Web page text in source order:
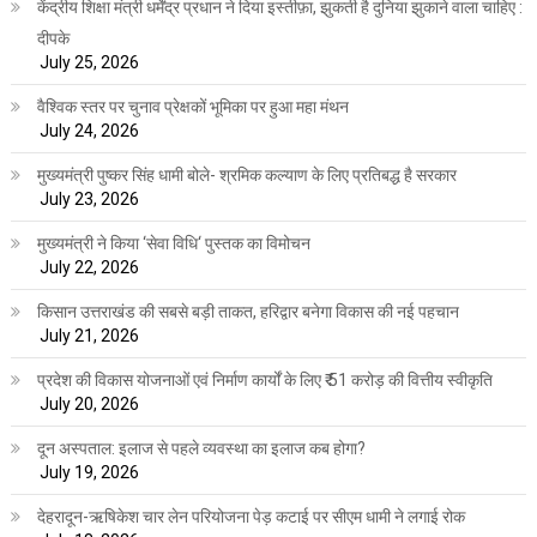
केंद्रीय शिक्षा मंत्री धर्मेंद्र प्रधान ने दिया इस्तीफ़ा, झुकती है दुनिया झुकाने वाला चाहिए :
दीपके
July 25, 2026
वैश्विक स्तर पर चुनाव प्रेक्षकों भूमिका पर हुआ महा मंथन
July 24, 2026
मुख्यमंत्री पुष्कर सिंह धामी बोले- श्रमिक कल्याण के लिए प्रतिबद्ध है सरकार
July 23, 2026
मुख्यमंत्री ने किया ‘सेवा विधि‘ पुस्तक का विमोचन
July 22, 2026
किसान उत्तराखंड की सबसे बड़ी ताकत, हरिद्वार बनेगा विकास की नई पहचान
July 21, 2026
प्रदेश की विकास योजनाओं एवं निर्माण कार्यों के लिए ₹ 51 करोड़ की वित्तीय स्वीकृति
July 20, 2026
दून अस्पताल: इलाज से पहले व्यवस्था का इलाज कब होगा?
July 19, 2026
देहरादून-ऋषिकेश चार लेन परियोजना पेड़ कटाई पर सीएम धामी ने लगाई रोक